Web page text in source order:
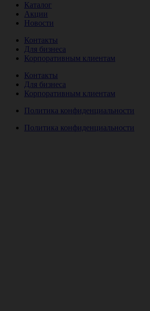
Каталог
Акции
Новости
Контакты
Для бизнеса
Корпоративным клиентам
Контакты
Для бизнеса
Корпоративным клиентам
Политика конфиденциальности
Политика конфиденциальности